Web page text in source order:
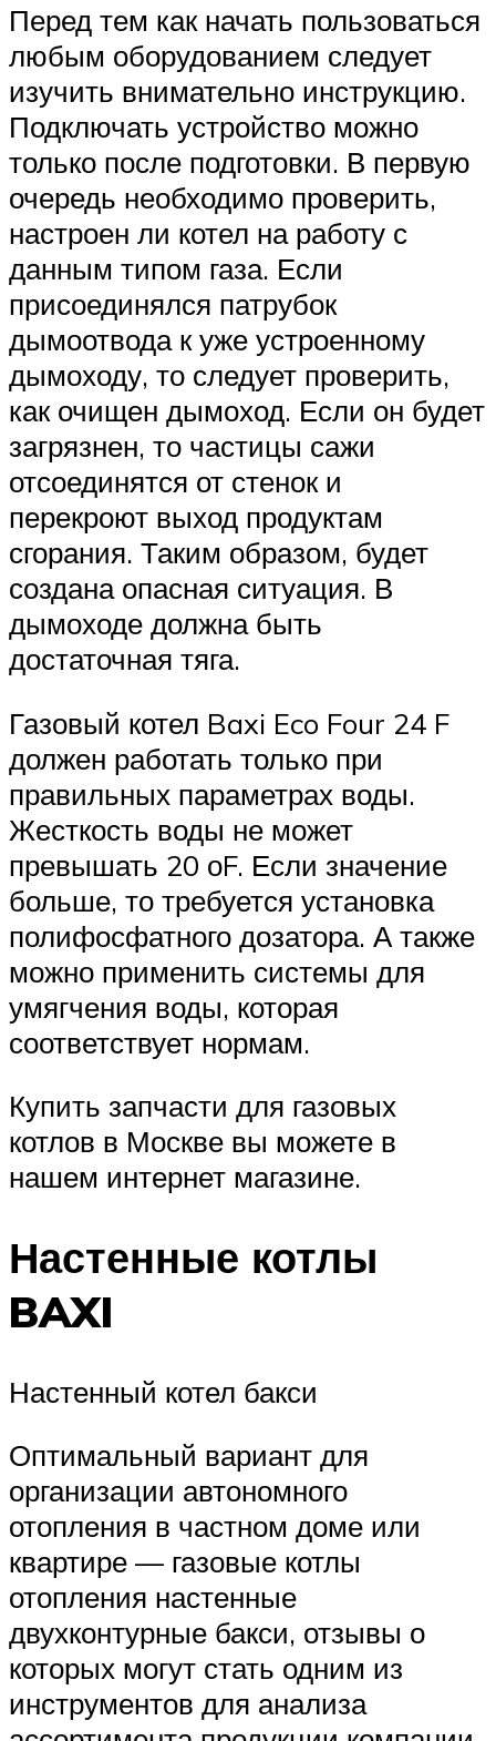
Перед тем как начать пользоваться
любым оборудованием следует
изучить внимательно инструкцию.
Подключать устройство можно
только после подготовки. В первую
очередь необходимо проверить,
настроен ли котел на работу с
данным типом газа. Если
присоединялся патрубок
дымоотвода к уже устроенному
дымоходу, то следует проверить,
как очищен дымоход. Если он будет
загрязнен, то частицы сажи
отсоединятся от стенок и
перекроют выход продуктам
сгорания. Таким образом, будет
создана опасная ситуация. В
дымоходе должна быть
достаточная тяга.
Газовый котел Baxi Eco Four 24 F
должен работать только при
правильных параметрах воды.
Жесткость воды не может
превышать 20 оF. Если значение
больше, то требуется установка
полифосфатного дозатора. А также
можно применить системы для
умягчения воды, которая
соответствует нормам.
Купить запчасти для газовых
котлов в Москве вы можете в
нашем интернет магазине.
Настенные котлы
BAXI
Настенный котел бакси
Оптимальный вариант для
организации автономного
отопления в частном доме или
квартире — газовые котлы
отопления настенные
двухконтурные бакси, отзывы о
которых могут стать одним из
инструментов для анализа